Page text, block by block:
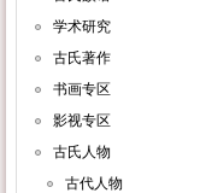
学术研究
古氏著作
书画专区
影视专区
古氏人物
古代人物